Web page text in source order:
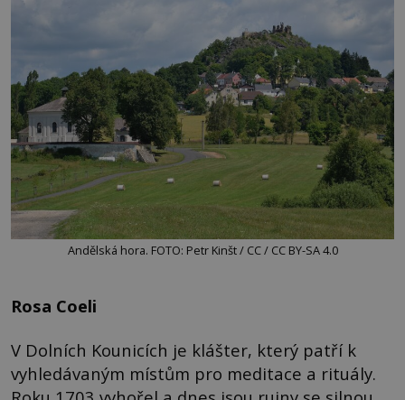
Andělská hora. FOTO: Petr Kinšt / CC / CC BY-SA 4.0
Rosa Coeli
V Dolních Kounicích je klášter, který patří k
vyhledávaným místům pro meditace a rituály.